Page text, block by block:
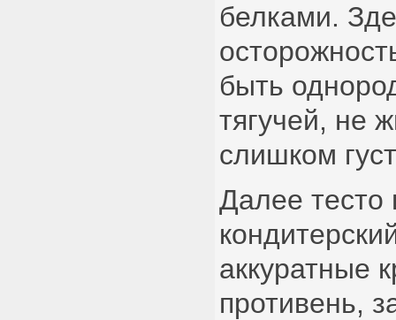
белками.
быть
тягучей, не
слишком
Далее
аккуратные
противень,